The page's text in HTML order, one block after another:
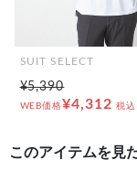
SUIT SELECT
¥5,390
WEB価格¥4,312 税込
このアイテムを見